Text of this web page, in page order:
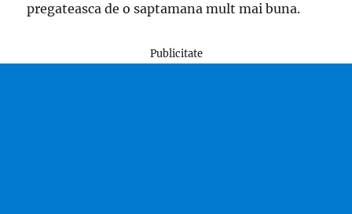
pregateasca de o saptamana mult mai buna.
Publicitate